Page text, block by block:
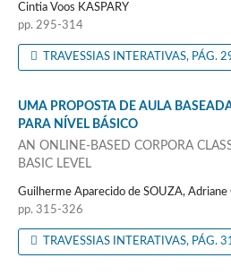
Cintia Voos KASPARY
pp. 295-314
TRAVESSIAS INTERATIVAS, PÁG.
UMA PROPOSTA DE AULA
PARA NÍVEL BÁSICO
AN ONLINE-BASED CORPORA
BASIC LEVEL
Guilherme Aparecido de SOUZA,
pp. 315-326
TRAVESSIAS INTERATIVAS, PÁG.